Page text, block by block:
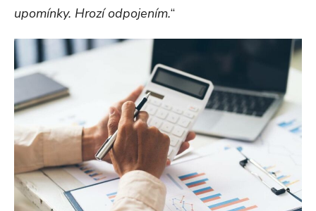
upomínky. Hrozí odpojením.“